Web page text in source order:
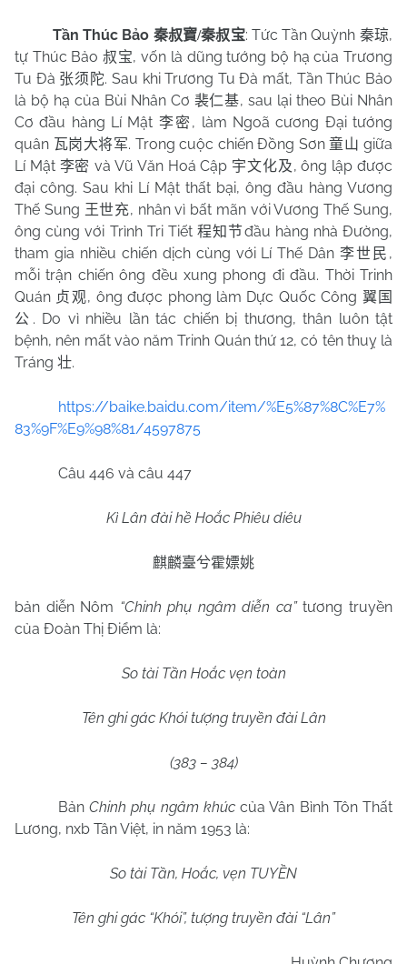
Tần Thúc Bảo 秦叔寶/秦叔宝: Tức Tần Quỳnh 秦琼,
tự Thúc Bảo叔宝, vốn là dũng tướng bộ hạ của Trương
Tu Đà 张须陀. Sau khi Trương Tu Đà mất, Tần Thúc Bảo
là bộ hạ của Bùi Nhân Cơ 裴仁基, sau lại theo Bùi Nhân
Cơ đầu hàng Lí Mật 李密 , làm Ngoã cương Đại tướng
quân 瓦岗大将军. Trong cuộc chiến Đồng Sơn童山 giữa
Lí Mật 李密 và Vũ Văn Hoá Cập 宇文化及, ông lập được
đại công. Sau khi Lí Mật thất bại, ông đầu hàng Vương
Thế Sung 王世充, nhân vì bất mãn với Vương Thế Sung,
ông cùng với Trình Tri Tiết 程知节đầu hàng nhà Đường,
tham gia nhiều chiến dịch cùng với Lí Thế Dân李世民 ,
mỗi trận chiến ông đều xung phong đi đầu. Thời Trinh
Quán 贞观, ông được phong làm Dực Quốc Công 翼国
公 . Do vì nhiều lần tác chiến bị thương, thân luôn tật
bệnh, nên mất vào năm Trinh Quán thứ 12, có tên thuỵ là
Tráng 壮.
https://baike.baidu.com/item/%E5%87%8C%E7%
83%9F%E9%98%81/4597875
Câu 446 và câu 447
Kì Lân đài hề Hoắc Phiêu diêu
麒麟臺兮霍嫖姚
bản diễn Nôm “Chinh phụ ngâm diễn ca”tương truyền
của Đoàn Thị Điểm là:
So tài Tần Hoắc vẹn toàn
Tên ghi gác Khói tượng truyền đài Lân
(383 – 384)
BảnChinh phụ ngâm khúccủa Vân Bình Tôn Thất
Lương, nxb Tân Việt, in năm 1953 là:
So tài Tần, Hoắc, vẹn TUYỀN
Tên ghi gác “Khói”, tượng truyền đài “Lân”